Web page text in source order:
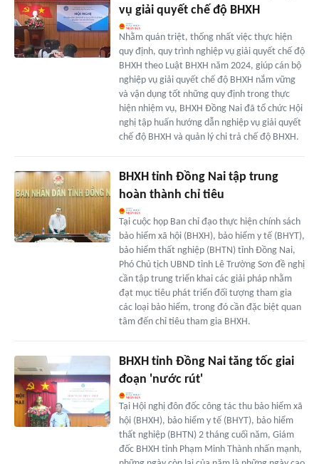
vụ giải quyết chế độ BHXH
Nhằm quán triệt, thống nhất việc thực hiện
quy định, quy trình nghiệp vụ giải quyết chế độ
BHXH theo Luật BHXH năm 2024, giúp cán bộ
nghiệp vụ giải quyết chế độ BHXH nắm vững
và vận dụng tốt những quy định trong thực
hiện nhiệm vụ, BHXH Đồng Nai đã tổ chức Hội
nghị tập huấn hướng dẫn nghiệp vụ giải quyết
chế độ BHXH và quản lý chi trả chế độ BHXH.
BHXH tỉnh Đồng Nai tập trung
hoàn thành chỉ tiêu
Tại cuộc họp Ban chỉ đạo thực hiện chính sách
bảo hiểm xã hội (BHXH), bảo hiểm y tế (BHYT),
bảo hiểm thất nghiệp (BHTN) tỉnh Đồng Nai,
Phó Chủ tịch UBND tỉnh Lê Trường Sơn đề nghị
cần tập trung triển khai các giải pháp nhằm
đạt mục tiêu phát triển đối tượng tham gia
các loại bảo hiểm, trong đó cần đặc biệt quan
tâm đến chỉ tiêu tham gia BHXH.
BHXH tỉnh Đồng Nai tăng tốc giai
đoạn 'nước rút'
Tại Hội nghị đôn đốc công tác thu bảo hiểm xã
hội (BHXH), bảo hiểm y tế (BHYT), bảo hiểm
thất nghiệp (BHTN) 2 tháng cuối năm, Giám
đốc BHXH tỉnh Phạm Minh Thành nhấn mạnh,